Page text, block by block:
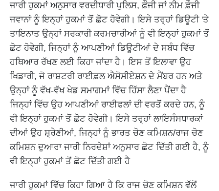
ਜਾਰੀ ਹੁਕਮਾਂ ਅਨੁਸਾਰ ਵਰਦੀਧਾਰੀ ਪੁਲਿਸ, ਫ਼ੌਜੀ ਜਾਂ ਨੀਮ ਫ਼ੌਜੀ
ਜਵਾਨਾਂ ਨੂੰ ਇਨ੍ਹਾਂ ਹੁਕਮਾਂ ਤੋਂ ਛੋਟ ਹੋਵੇਗੀ। ਇਸੇ ਤਰ੍ਹਾਂ ਡਿਊਟੀ 'ਤੇ
ਤਾਇਨਾਤ ਉਨ੍ਹਾਂ ਸਰਕਾਰੀ ਕਰਮਚਾਰੀਆਂ ਨੂੰ ਵੀ ਇਨ੍ਹਾਂ ਹੁਕਮਾਂ ਤੋਂ
ਛੋਟ ਹੋਵੇਗੀ, ਜਿਨ੍ਹਾਂ ਨੂੰ ਆਪਣੀਆਂ ਡਿਊਟੀਆਂ ਦੇ ਸਬੰਧ ਵਿੱਚ
ਹਥਿਆਰ ਰੱਖਣ ਲਈ ਕਿਹਾ ਜਾਂਦਾ ਹੈ। ਇਸ ਤੋਂ ਇਲਾਵਾ ਉਹ
ਖਿਡਾਰੀ, ਜੋ ਰਾਸ਼ਟਰੀ ਰਾਈਫ਼ਲ ਐਸੋਸੀਏਸ਼ਨ ਦੇ ਮੈਂਬਰ ਹਨ ਅਤੇ
ਉਨ੍ਹਾਂ ਨੂੰ ਵੱਖ-ਵੱਖ ਖੇਡ ਸਮਾਗਮਾਂ ਵਿੱਚ ਹਿੱਸਾ ਲੈਣਾ ਪੈਂਦਾ ਹੈ
ਜਿਨ੍ਹਾਂ ਵਿੱਚ ਉਹ ਆਪਣੀਆਂ ਰਾਈਫਲਾਂ ਦੀ ਵਰਤੋਂ ਕਰਦੇ ਹਨ, ਨੂੰ
ਵੀ ਇਨ੍ਹਾਂ ਹੁਕਮਾਂ ਤੋਂ ਛੋਟ ਹੋਵੇਗੀ। ਇਸੇ ਤਰ੍ਹਾਂ ਲਾਇਸੰਸਧਾਰਕਾਂ
ਦੀਆਂ ਉਹ ਸ਼੍ਰੇਣੀਆਂ, ਜਿਨ੍ਹਾਂ ਨੂੰ ਭਾਰਤ ਚੋਣ ਕਮਿਸ਼ਨ/ਰਾਜ ਚੋਣ
ਕਮਿਸ਼ਨ ਦੁਆਰਾ ਜਾਰੀ ਨਿਰਦੇਸ਼ਾਂ ਅਨੁਸਾਰ ਛੋਟ ਦਿੱਤੀ ਗਈ ਹੈ, ਨੂੰ
ਵੀ ਇਨ੍ਹਾਂ ਹੁਕਮਾਂ ਤੋਂ ਛੋਟ ਦਿੱਤੀ ਗਈ ਹੈ
ਜਾਰੀ ਹੁਕਮਾਂ ਵਿੱਚ ਕਿਹਾ ਗਿਆ ਹੈ ਕਿ ਰਾਜ ਚੋਣ ਕਮਿਸ਼ਨ ਵੱਲੋਂ